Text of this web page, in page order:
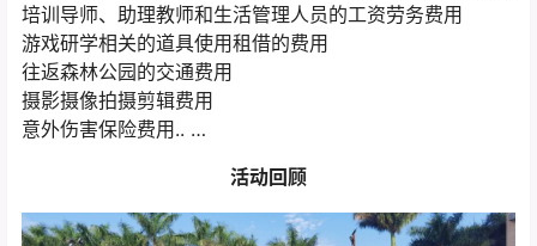
培训导师、助理教师和生活管理人员的工资劳务费用
游戏研学相关的道具使用租借的费用
往返森林公园的交通费用
摄影摄像拍摄剪辑费用
意外伤害保险费用.. …
活动回顾